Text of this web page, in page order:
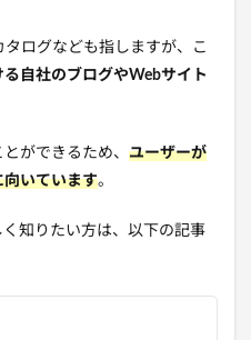
ログなども指しますが、こ
自社のブログやWebサイト
ができるため、 ユーザーが
向いています。
知りたい方は、以下の記事